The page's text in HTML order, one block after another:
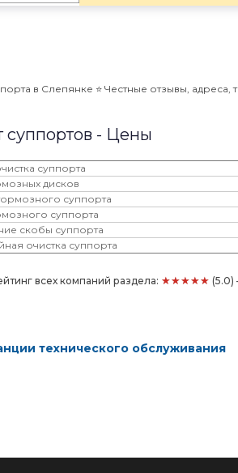
в Слепянке ⭐️ Честные отзывы,
суппортов - Цены
суппорта
дисков
суппорта
суппорта
скобы суппорта
очистка суппорта
всех компаний раздела: ★★★★★ (5.0)
технического обслуживания